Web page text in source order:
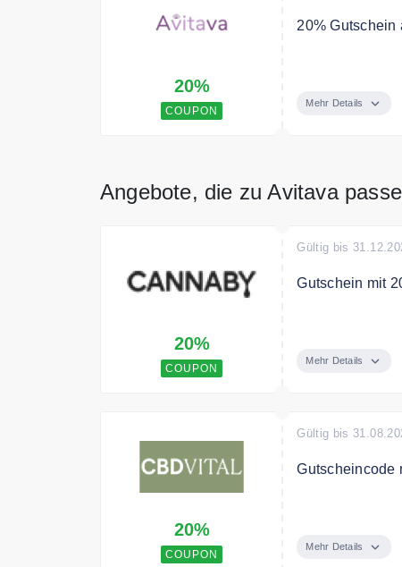
20%
COUPON
20% Gutschein
Mehr Details
Angebote, die zu Avitava
20%
COUPON
Gültig bis
Gutschein mit
Bedingungen
Mehr Details
20%
COUPON
Gültig bis
Gutscheincode
Mehr Details